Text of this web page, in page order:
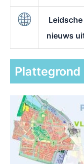
nieuws
Plattegrond